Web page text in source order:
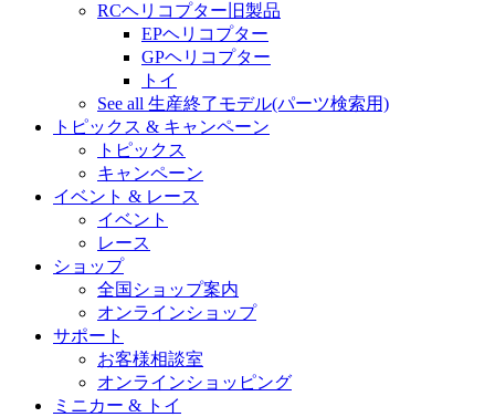
RCヘリコプター旧製品
EPヘリコプター
GPヘリコプター
トイ
See all 生産終了モデル(パーツ検索用)
トピックス & キャンペーン
トピックス
キャンペーン
イベント & レース
イベント
レース
ショップ
全国ショップ案内
オンラインショップ
サポート
お客様相談室
オンラインショッピング
ミニカー & トイ